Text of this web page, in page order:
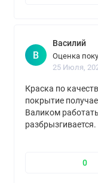
В
Василий
Оценка
25 Июля,
Краска по
покрытие
Валиком
0